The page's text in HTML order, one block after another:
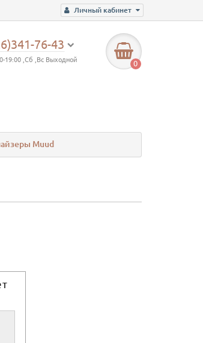
Личный кабинет
76-43
19:00 ,Сб ,Вс Выходной 0
Muud